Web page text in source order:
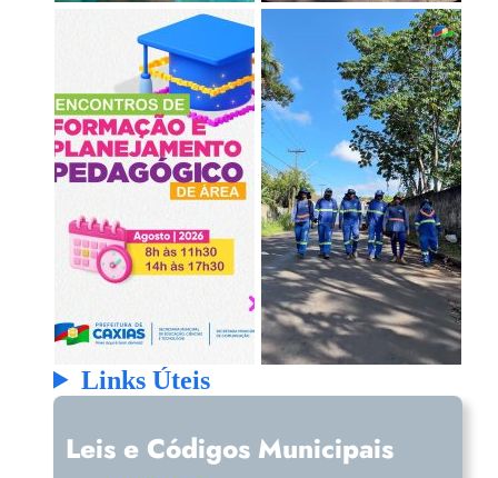
Links Úteis
Leis e Códigos Municipais